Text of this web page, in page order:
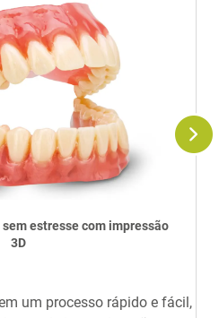
estresse com impressão
3D
um processo rápido e fácil,